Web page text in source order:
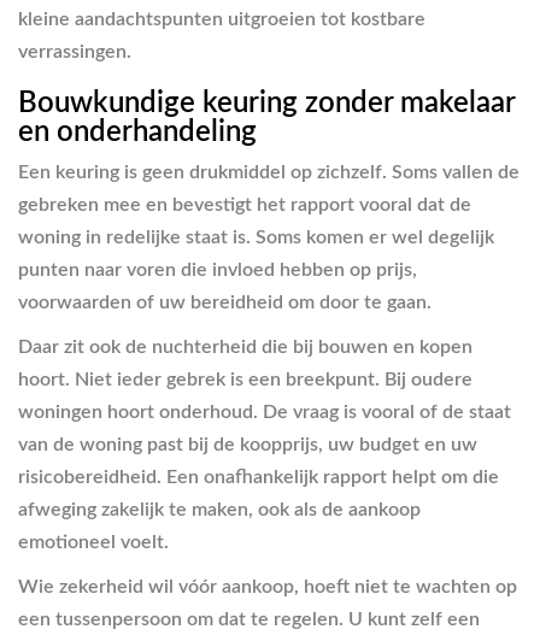
kleine aandachtspunten uitgroeien tot kostbare
verrassingen.
Bouwkundige keuring zonder makelaar
en onderhandeling
Een keuring is geen drukmiddel op zichzelf. Soms vallen de
gebreken mee en bevestigt het rapport vooral dat de
woning in redelijke staat is. Soms komen er wel degelijk
punten naar voren die invloed hebben op prijs,
voorwaarden of uw bereidheid om door te gaan.
Daar zit ook de nuchterheid die bij bouwen en kopen
hoort. Niet ieder gebrek is een breekpunt. Bij oudere
woningen hoort onderhoud. De vraag is vooral of de staat
van de woning past bij de koopprijs, uw budget en uw
risicobereidheid. Een onafhankelijk rapport helpt om die
afweging zakelijk te maken, ook als de aankoop
emotioneel voelt.
Wie zekerheid wil vóór aankoop, hoeft niet te wachten op
een tussenpersoon om dat te regelen. U kunt zelf een